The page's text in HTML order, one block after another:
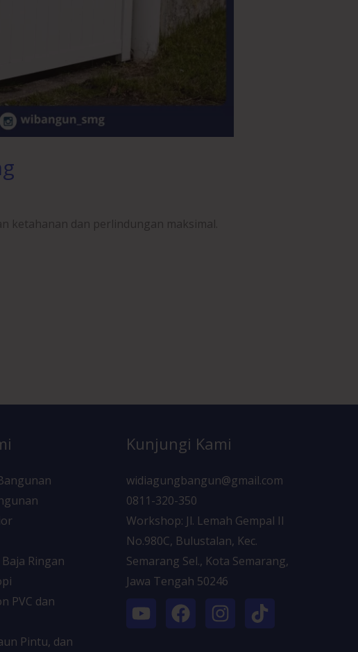
ketahanan dan perlindungan maksimal.
Ringan
PVC dan
Pintu, dan
Kunjungi Kami
widiagungbangun@gmail.com
0811-320-350
Workshop: Jl. Lemah Gempal II
No.980C, Bulustalan, Kec.
Semarang Sel., Kota Semarang,
Jawa Tengah 50246